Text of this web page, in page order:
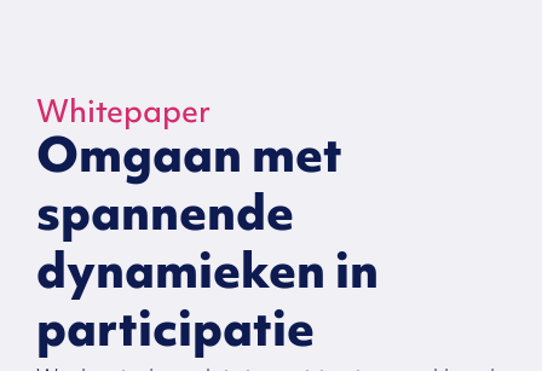
Whitepaper
Omgaan met
spannende
dynamieken in
participatie